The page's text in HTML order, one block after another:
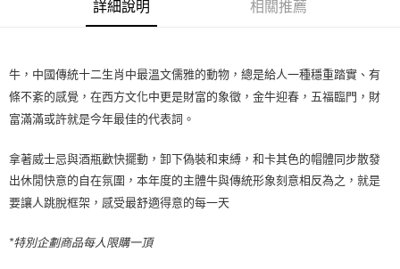
7-11店到店
每筆NT$80，滿NT$10,000(含以上)免運費
每筆NT$80，滿NT$10,000(含以上)免運費
宅配
詳細說明 相關推薦
牛，中國傳統十二生肖中最溫文儒雅的動物，總是給人一種穩重踏實、有
條不紊的感覺，在西方文化中更是財富的象徵，金牛迎春，五福臨門，財
富滿滿或許就是今年最佳的代表詞。
拿著威士忌與酒瓶歡快擺動，卸下偽裝和束縛，和卡其色的帽體同步散發
出休閒快意的自在氛圍，本年度的主體牛與傳統形象刻意相反為之，就是
要讓人跳脫框架，感受最舒適得意的每一天
*特別企劃商品每人限購一頂